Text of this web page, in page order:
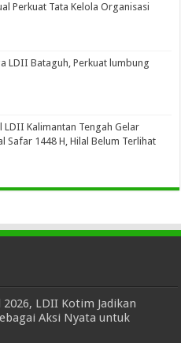
Perkuat Tata Kelola Organisasi
LDII Bataguh, Perkuat lumbung
LDII Kalimantan Tengah Gelar
Safar 1448 H, Hilal Belum Terlihat
LDII Kotim Jadikan
Aksi Nyata untuk